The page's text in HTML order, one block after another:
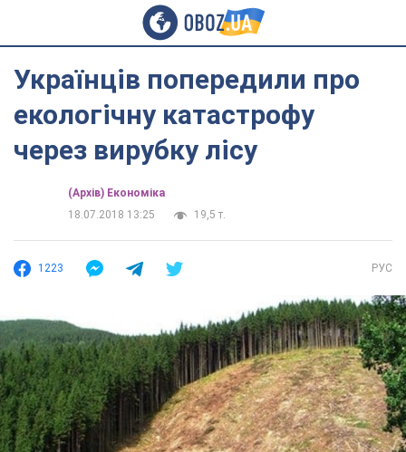
Українців попередили про
екологічну катастрофу
через вирубку лісу
(Архів) Економіка
18.07.2018 13:25
19,5 т.
1223 РУС